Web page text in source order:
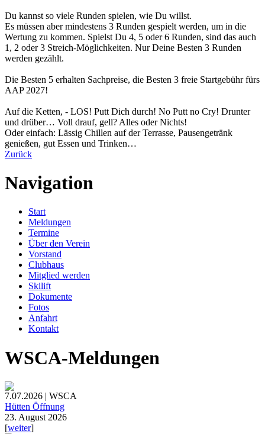
Du kannst so viele Runden spielen, wie Du willst.
Es müssen aber mindestens 3 Runden gespielt werden, um in die
Wertung zu kommen. Spielst Du 4, 5 oder 6 Runden, sind das auch
1, 2 oder 3 Streich-Möglichkeiten. Nur Deine Besten 3 Runden
werden gezählt.
Die Besten 5 erhalten Sachpreise, die Besten 3 freie Startgebühr fürs
AAP 2027!
Auf die Ketten, - LOS! Putt Dich durch! No Putt no Cry! Drunter
und drüber… Voll drauf, gell? Alles oder Nichts!
Oder einfach: Lässig Chillen auf der Terrasse, Pausengetränk
genießen, gut Essen und Trinken…
Zurück
Navigation
Start
Meldungen
Termine
Über den Verein
Vorstand
Clubhaus
Mitglied werden
Skilift
Dokumente
Fotos
Anfahrt
Kontakt
WSCA-Meldungen
7.07.2026 | WSCA
Hütten Öffnung
23. August 2026
[weiter]